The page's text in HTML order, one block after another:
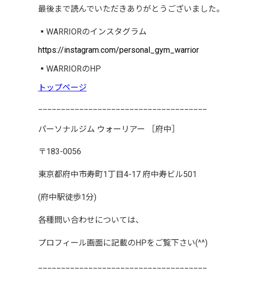
最後まで読んでいただきありがとうございました。
▪︎ WARRIORのインスタグラム
https://instagram.com/personal_gym_warrior
▪︎ WARRIORの HP
トップページ
パーソナルジム ウォーリアー ［府中］
〒183-0056
東京都府中市寿町1 丁目 4-17 府中寿ビル501
(府中駅徒歩1分)
各種問い合わせについては、
プロフィール画面に記載のHPをご覧下さい(^^)